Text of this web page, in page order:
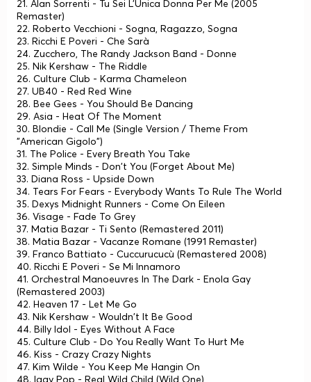
21. Alan Sorrenti - Tu Sei L'Unica Donna Per Me (2005
Remaster)
22. Roberto Vecchioni - Sogna, Ragazzo, Sogna
23. Ricchi E Poveri - Che Sarà
24. Zucchero, The Randy Jackson Band - Donne
25. Nik Kershaw - The Riddle
26. Culture Club - Karma Chameleon
27. UB40 - Red Red Wine
28. Bee Gees - You Should Be Dancing
29. Asia - Heat Of The Moment
30. Blondie - Call Me (Single Version / Theme From
"American Gigolo")
31. The Police - Every Breath You Take
32. Simple Minds - Don't You (Forget About Me)
33. Diana Ross - Upside Down
34. Tears For Fears - Everybody Wants To Rule The World
35. Dexys Midnight Runners - Come On Eileen
36. Visage - Fade To Grey
37. Matia Bazar - Ti Sento (Remastered 2011)
38. Matia Bazar - Vacanze Romane (1991 Remaster)
39. Franco Battiato - Cuccurucucù (Remastered 2008)
40. Ricchi E Poveri - Se Mi Innamoro
41. Orchestral Manoeuvres In The Dark - Enola Gay
(Remastered 2003)
42. Heaven 17 - Let Me Go
43. Nik Kershaw - Wouldn't It Be Good
44. Billy Idol - Eyes Without A Face
45. Culture Club - Do You Really Want To Hurt Me
46. Kiss - Crazy Crazy Nights
47. Kim Wilde - You Keep Me Hangin On
48. Iggy Pop - Real Wild Child (Wild One)